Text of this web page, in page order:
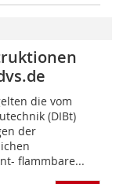
die vom
(DIBt)
der
flammbare...